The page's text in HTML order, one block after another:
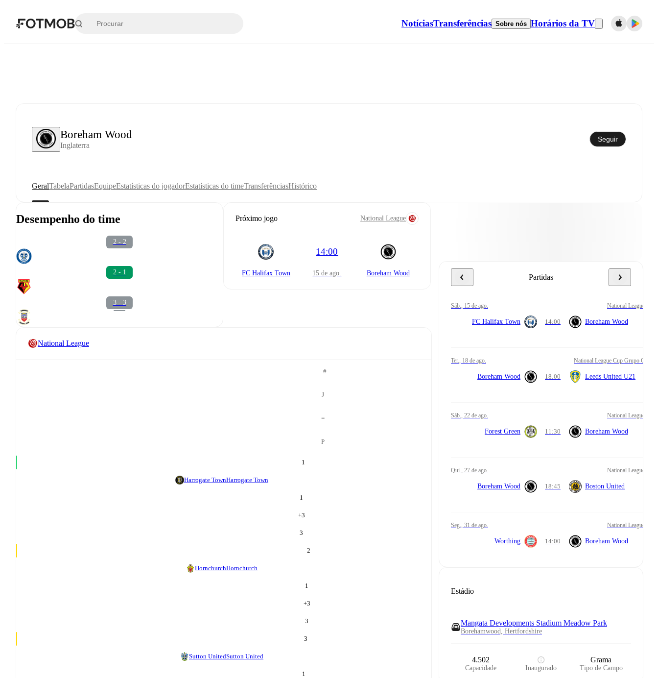
NotíciasTransferências Sobre nós Horários da TV
Boreham Wood
Inglaterra
Seguir
GeralTabelaPartidasEquipeEstatísticas do jogadorEstatísticas do timeTransferênciasHistórico
Desempenho do time
2 - 2
2 - 1
3 - 3
Próximo jogo National League
FC Halifax Town
14:00
15 de ago. Boreham Wood
National League
#
J
=
P
1
Harrogate TownHarrogate Town
1
+3
3
2
HornchurchHornchurch
1
+3
3
3
Sutton UnitedSutton United
1
Partidas
sáb., 15 de ago. National League
FC Halifax Town 14:00 Boreham Wood
ter., 18 de ago. National League Cup Grupo C
Boreham Wood 18:00 Leeds United U21
sáb., 22 de ago. National League
Forest Green 11:30 Boreham Wood
qui., 27 de ago. National League
Boreham Wood 18:45 Boston United
seg., 31 de ago. National League
Worthing 14:00 Boreham Wood
Estádio
Mangata Developments Stadium Meadow Park
Borehamwood, Hertfordshire
4.502
Capacidade Inaugurado
Grama
Tipo de Campo